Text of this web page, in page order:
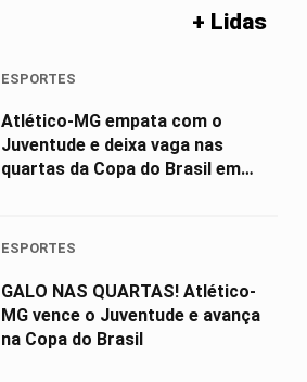
+ Lidas
ESPORTES
Atlético-MG empata com o
Juventude e deixa vaga nas
quartas da Copa do Brasil em
ESPORTES
GALO NAS QUARTAS! Atlético-
MG vence o Juventude e avança
na Copa do Brasil